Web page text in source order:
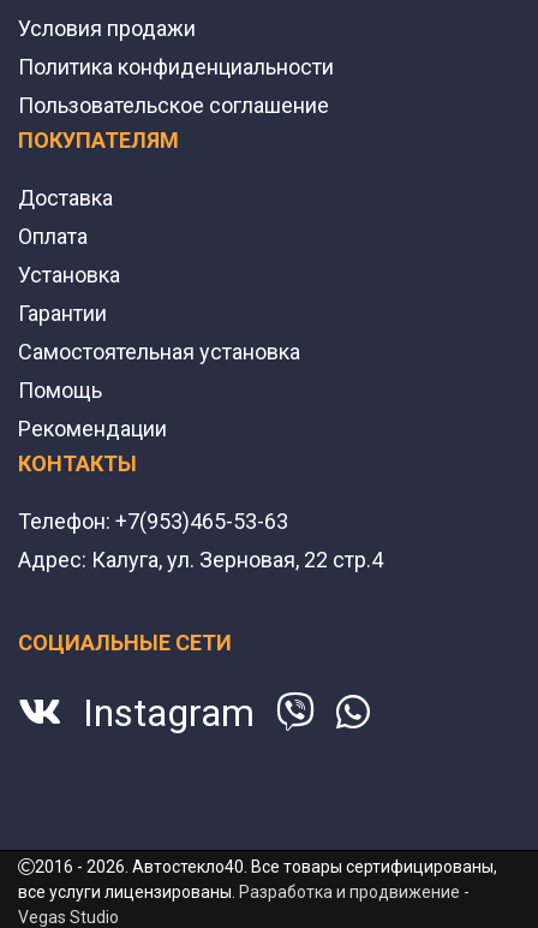
Условия продажи
Политика конфиденциальности
Пользовательское соглашение
ПОКУПАТЕЛЯМ
Доставка
Оплата
Установка
Гарантии
Самостоятельная установка
Помощь
Рекомендации
КОНТАКТЫ
Телефон: +7(953)465-53-63
Адрес: Калуга, ул. Зерновая, 22 стр.4
СОЦИАЛЬНЫЕ СЕТИ
Instagram
2016 - 2026. Автостекло40. Все товары сертифицированы,
все услуги лицензированы. Разработка и продвижение -
Vegas Studio